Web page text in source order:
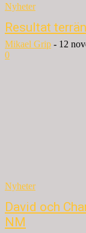
Nyheter
Resultat
Mikael Grip - 12
0
Nyheter
David och
NM